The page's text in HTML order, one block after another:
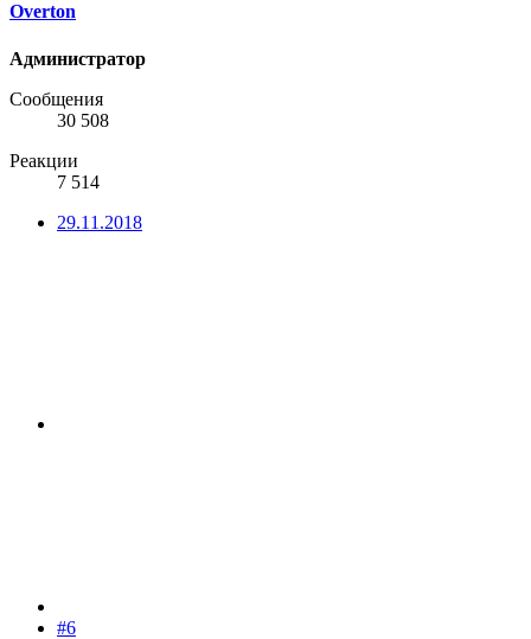
Overton
Администратор
Сообщения
30 508
Реакции
7 514
29.11.2018
#6